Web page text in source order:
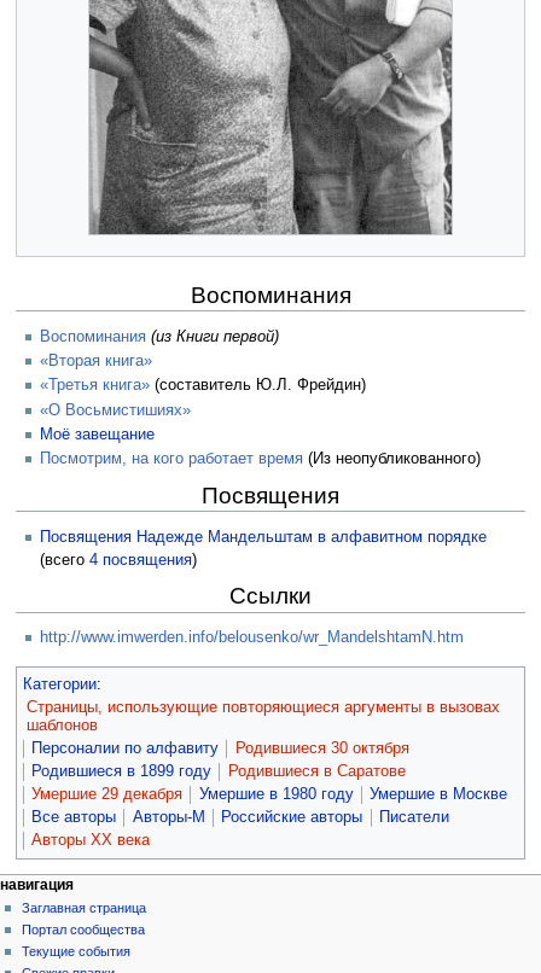
Воспоминания
Воспоминания (из Книги первой)
«Вторая книга»
«Третья книга» (составитель Ю.Л. Фрейдин)
«О Восьмистишиях»
Моё завещание
Посмотрим, на кого работает время (Из неопубликованного)
Посвящения
Посвящения Надежде Мандельштам в алфавитном порядке
(всего 4 посвящения)
Ссылки
http://www.imwerden.info/belousenko/wr_MandelshtamN.htm
Категории:
Страницы, использующие повторяющиеся аргументы в вызовах
шаблонов
Персоналии по алфавиту
Родившиеся 30 октября
Родившиеся в 1899 году
Родившиеся в Саратове
Умершие 29 декабря
Умершие в 1980 году
Умершие в Москве
Все авторы
Авторы-М Российские авторы
Писатели
Авторы XX века
навигация
Заглавная страница
Портал сообщества
Текущие события